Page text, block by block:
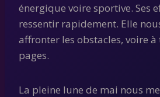
énergique voire sportive. Ses
ressentir rapidement. Elle
affronter les obstacles, voire
pages.
La pleine lune de mai nous